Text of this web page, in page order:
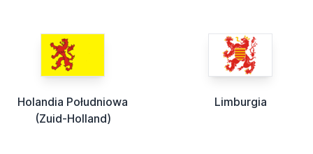
Holandia Południowa
(Zuid-Holland)
Limburgia